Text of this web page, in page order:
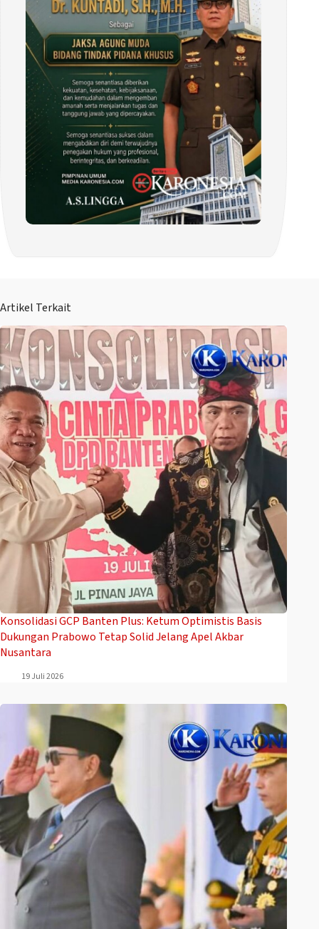
Artikel Terkait
Konsolidasi GCP Banten Plus: Ketum Optimistis Basis
Dukungan Prabowo Tetap Solid Jelang Apel Akbar
Nusantara
19 Juli 2026